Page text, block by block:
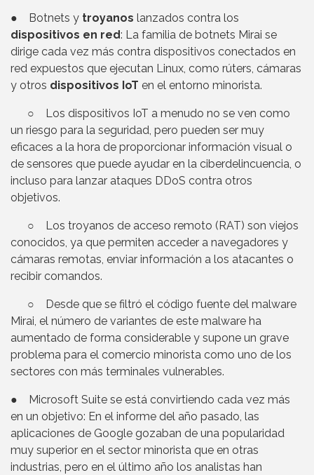
● Botnets y troyanos lanzados contra los
dispositivos en red: La familia de botnets Mirai se
dirige cada vez más contra dispositivos conectados en
red expuestos que ejecutan Linux, como rúters, cámaras
y otros dispositivos IoT en el entorno minorista.
○ Los dispositivos IoT a menudo no se ven como
un riesgo para la seguridad, pero pueden ser muy
eficaces a la hora de proporcionar información visual o
de sensores que puede ayudar en la ciberdelincuencia, o
incluso para lanzar ataques DDoS contra otros
objetivos.
○ Los troyanos de acceso remoto (RAT) son viejos
conocidos, ya que permiten acceder a navegadores y
cámaras remotas, enviar información a los atacantes o
recibir comandos.
○ Desde que se filtró el código fuente del malware
Mirai, el número de variantes de este malware ha
aumentado de forma considerable y supone un grave
problema para el comercio minorista como uno de los
sectores con más terminales vulnerables.
● Microsoft Suite se está convirtiendo cada vez más
en un objetivo: En el informe del año pasado, las
aplicaciones de Google gozaban de una popularidad
muy superior en el sector minorista que en otras
industrias, pero en el último año los analistas han